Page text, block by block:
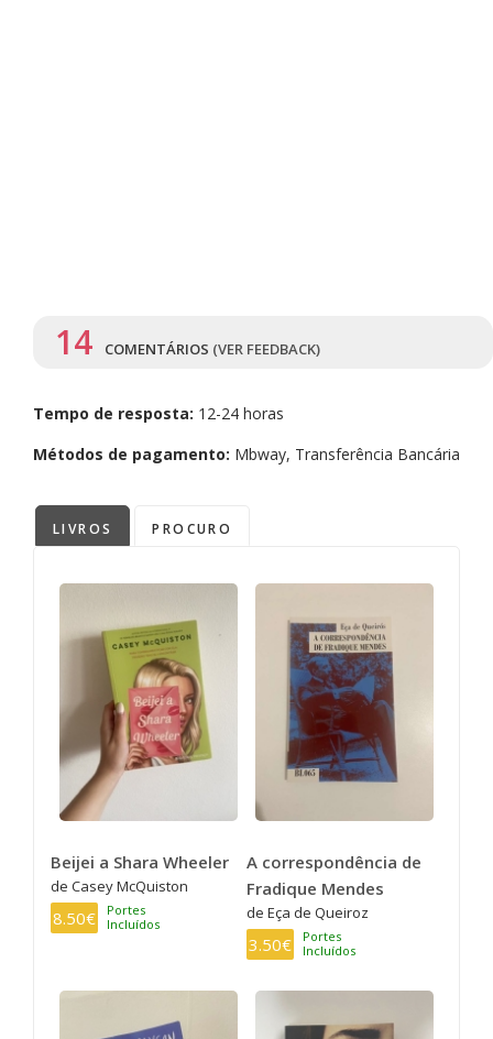
14 COMENTÁRIOS (VER FEEDBACK)
Tempo de resposta: 12-24 horas
Métodos de pagamento: Mbway, Transferência Bancária
LIVROS PROCURO
Beijei a Shara Wheeler
de Casey McQuiston
8.50€
Portes
Incluídos
A correspondência de
Fradique Mendes
de Eça de Queiroz
3.50€
Portes
Incluídos